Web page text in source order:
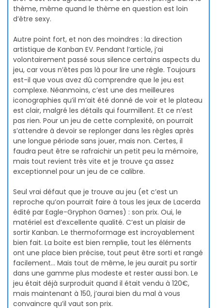
thème, même quand le thème en question est loin
d’être sexy.
Autre point fort, et non des moindres : la direction
artistique de Kanban EV. Pendant l’article, j’ai
volontairement passé sous silence certains aspects du
jeu, car vous n’êtes pas là pour lire une règle. Toujours
est-il que vous avez dû comprendre que le jeu est
complexe. Néanmoins, c’est une des meilleures
iconographies qu’il m’ait été donné de voir et le plateau
est clair, malgré les détails qui fourmillent. Et ce n’est
pas rien. Pour un jeu de cette complexité, on pourrait
s’attendre à devoir se replonger dans les règles après
une longue période sans jouer, mais non. Certes, il
faudra peut être se rafraichir un petit peu la mémoire,
mais tout revient très vite et je trouve ça assez
exceptionnel pour un jeu de ce calibre.
Seul vrai défaut que je trouve au jeu (et c’est un
reproche qu’on pourrait faire à tous les jeux de Lacerda
édité par Eagle-Gryphon Games) : son prix. Oui, le
matériel est d’excellente qualité. C’est un plaisir de
sortir Kanban. Le thermoformage est incroyablement
bien fait. La boite est bien remplie, tout les éléments
ont une place bien précise, tout peut être sorti et rangé
facilement… Mais tout de même, le jeu aurait pu sortir
dans une gamme plus modeste et rester aussi bon. Le
jeu était déjà surproduit quand il était vendu à 120€,
mais maintenant à 150, j’aurai bien du mal à vous
convaincre qu’il vaut son prix.